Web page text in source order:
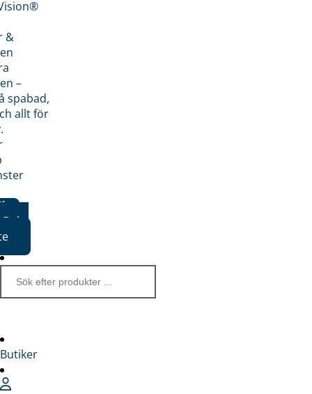
&
–
spabad,
allt för
Boka
Butiker